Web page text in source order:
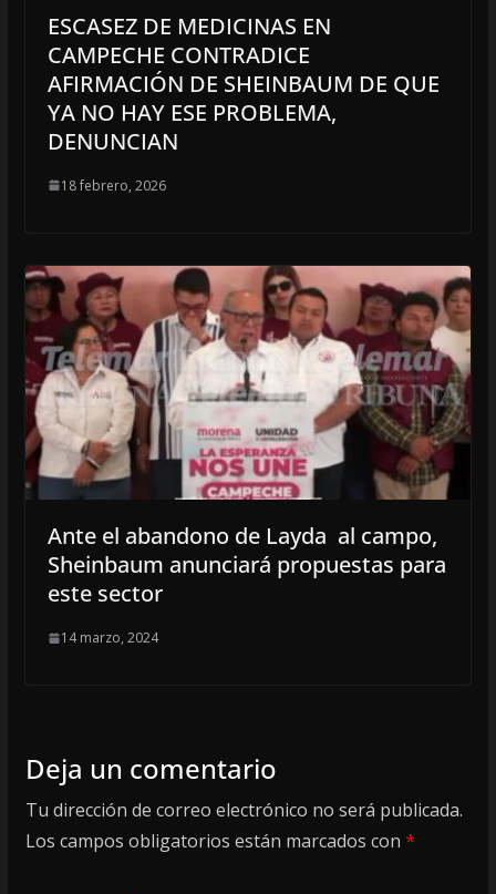
ESCASEZ DE MEDICINAS EN
CAMPECHE CONTRADICE
AFIRMACIÓN DE SHEINBAUM DE QUE
YA NO HAY ESE PROBLEMA,
DENUNCIAN
18 febrero, 2026
Ante el abandono de Layda al campo,
Sheinbaum anunciará propuestas para
este sector
14 marzo, 2024
Deja un comentario
Tu dirección de correo electrónico no será publicada.
Los campos obligatorios están marcados con *